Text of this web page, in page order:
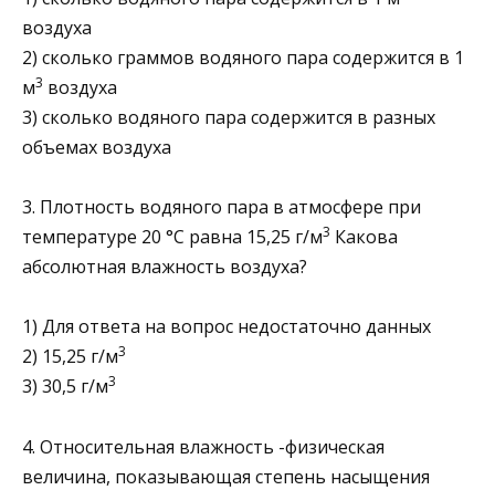
воздуха
2) сколько граммов водяного пара содержится в 1
м3 воздуха
3) сколько водяного пара содержится в разных
объемах воздуха
3. Плотность водяного пара в атмосфере при
температуре 20 °С равна 15,25 г/м3 Какова
абсолютная влажность воздуха?
1) Для ответа на вопрос недостаточно данных
2) 15,25 г/м3
3) 30,5 г/м3
4. Относительная влажность -физическая
величина, показываю­щая степень насыщения